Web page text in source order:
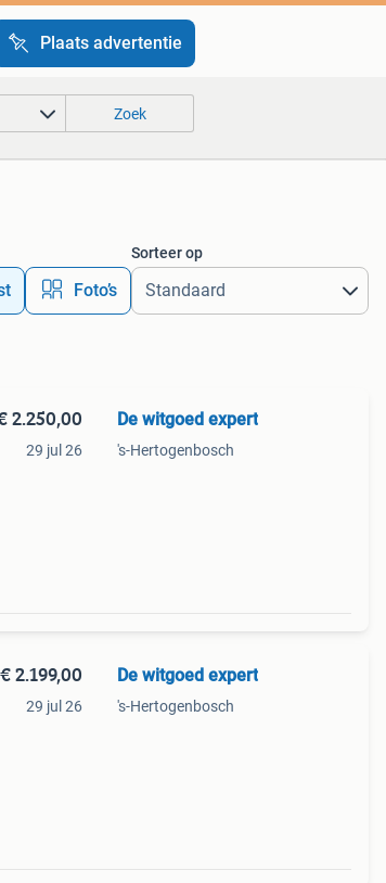
Plaats advertentie
Zoek
Foto’s
Sorteer op
2.250,00
29 jul 26
De witgoed expert
's-Hertogenbosch
€ 2.199,00
29 jul 26
De witgoed expert
's-Hertogenbosch